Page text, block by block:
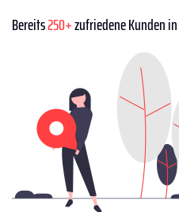
Bereits250+zufriedene Kunden in